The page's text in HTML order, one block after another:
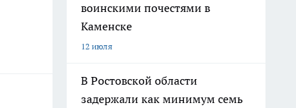
воинскими почестями в
Каменске
12 июля
В Ростовской области
задержали как минимум семь